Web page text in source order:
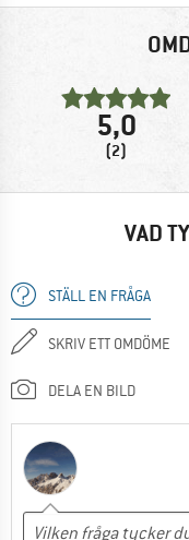
5,0
(2)
VAD
STÄLL EN FRÅGA
SKRIV ETT OMDÖME
DELA EN BILD